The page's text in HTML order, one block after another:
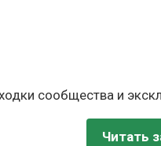
сообщества и
Читать